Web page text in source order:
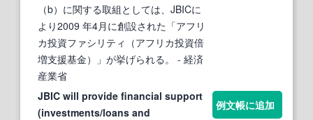
（b）に関する取組としては、JBICに
より2009 年4月に創設された「アフリ
カ投資ファシリティ（アフリカ投資倍
増支援基金）」が挙げられる。
- 経済
産業省
JBIC will provide financial support
(investments/loans and
例文帳に追加